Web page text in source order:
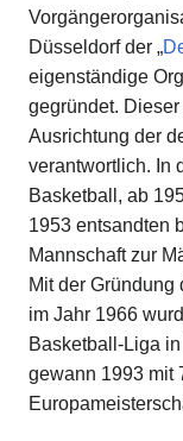
Düsseldorf der „
eigenständige
gegründet.
Ausrichtung der
verantwortlich. In
Basketball, ab
1953 entsandten
Mannschaft zur
Mit der Gründung
im Jahr 1966
Basketball-Liga
gewann 1993 mit